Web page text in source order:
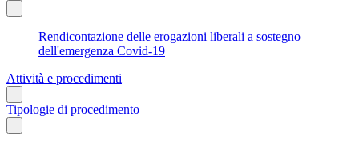
Rendicontazione delle erogazioni liberali a sostegno
dell'emergenza Covid-19
Attività e procedimenti
Tipologie di procedimento